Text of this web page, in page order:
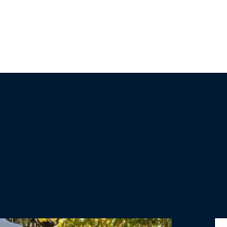
4174009